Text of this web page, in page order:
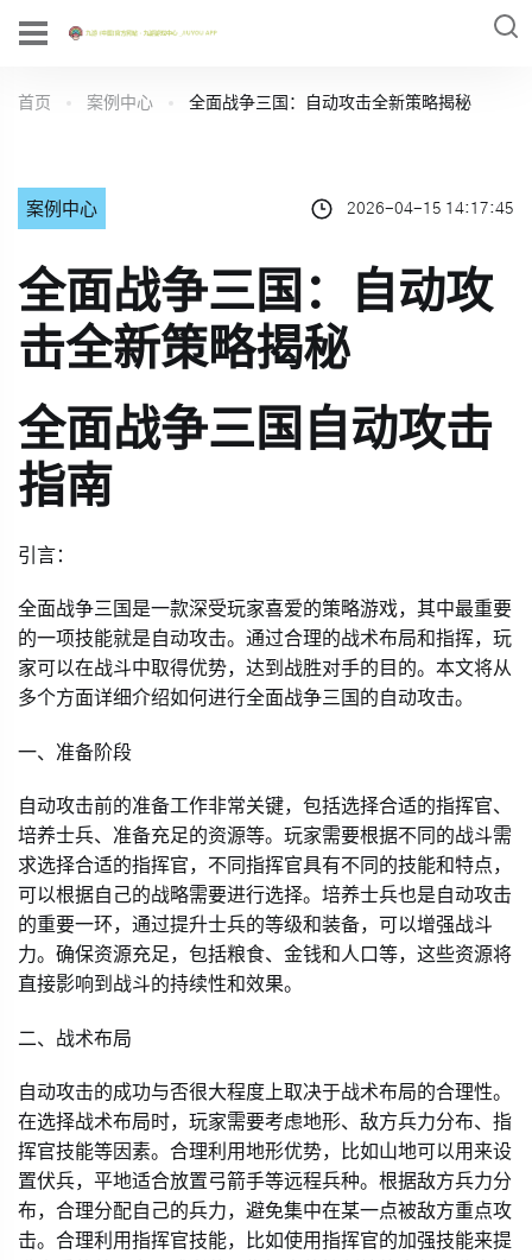
首页 案例中心 全面战争三国：自动攻击全新策略揭秘
案例中心 2026-04-15 14:17:45
全面战争三国：自动攻
击全新策略揭秘
全面战争三国自动攻击
指南
引言：
全面战争三国是一款深受玩家喜爱的策略游戏，其中最重要
的一项技能就是自动攻击。通过合理的战术布局和指挥，玩
家可以在战斗中取得优势，达到战胜对手的目的。本文将从
多个方面详细介绍如何进行全面战争三国的自动攻击。
一、准备阶段
自动攻击前的准备工作非常关键，包括选择合适的指挥官、
培养士兵、准备充足的资源等。玩家需要根据不同的战斗需
求选择合适的指挥官，不同指挥官具有不同的技能和特点，
可以根据自己的战略需要进行选择。培养士兵也是自动攻击
的重要一环，通过提升士兵的等级和装备，可以增强战斗
力。确保资源充足，包括粮食、金钱和人口等，这些资源将
直接影响到战斗的持续性和效果。
二、战术布局
自动攻击的成功与否很大程度上取决于战术布局的合理性。
在选择战术布局时，玩家需要考虑地形、敌方兵力分布、指
挥官技能等因素。合理利用地形优势，比如山地可以用来设
置伏兵，平地适合放置弓箭手等远程兵种。根据敌方兵力分
布，合理分配自己的兵力，避免集中在某一点被敌方重点攻
击。合理利用指挥官技能，比如使用指挥官的加强技能来提